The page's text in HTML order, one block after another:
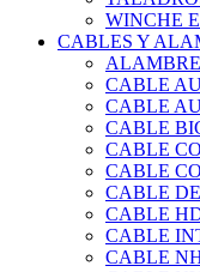
WINCHE
CABLES Y
CABLE
CABLE
CABLE
CABLE
CABLE
CABLE
CABLE
CABLE
CABLE